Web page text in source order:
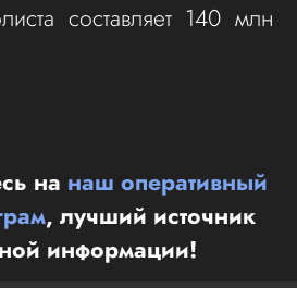
составляет 140 млн
на наш оперативный
, лучший источник
информации!